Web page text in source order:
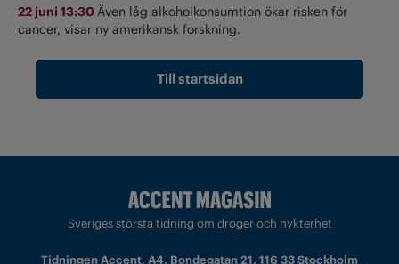
22 juni 13:30Även låg alkoholkonsumtion ökar risken för
cancer, visar ny amerikansk forskning.
Till startsidan
Sveriges största tidning om droger och nykterhet
Tidningen Accent, A4, Bondegatan 21, 116 33 Stockholm